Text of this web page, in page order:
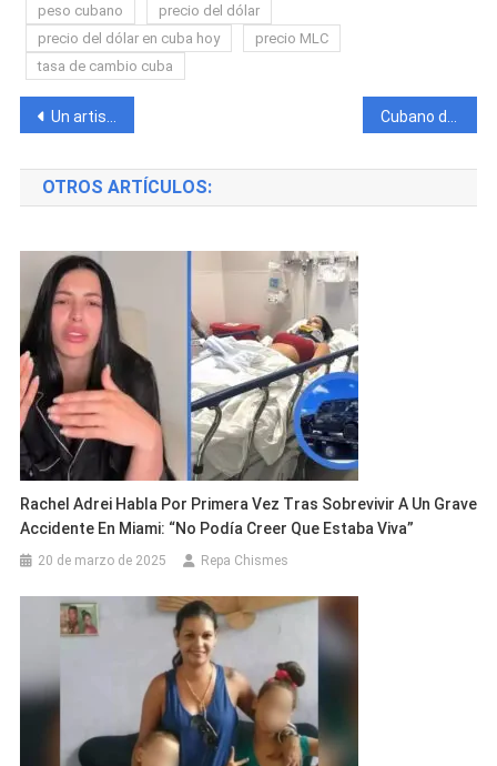
peso cubano
precio del dólar
precio del dólar en cuba hoy
precio MLC
tasa de cambio cuba
Navegación
de
entradas
Un artista italiano vendió una escultura invisible por casi $20 mil dólares
OTROS ARTÍCULOS:
Rachel Adrei Habla Por Primera Vez Tras Sobrevivir A Un Grave
Accidente En Miami: “No Podía Creer Que Estaba Viva”
20 de marzo de 2025 Repa Chismes